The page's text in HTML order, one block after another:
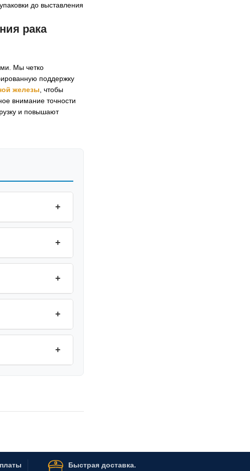
до выставления
рака
Мы четко
поддержку
железы , чтобы
внимание точности
и повышают
+
+
+
+
+
Быстрая доставка.